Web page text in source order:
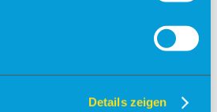
Details zeigen